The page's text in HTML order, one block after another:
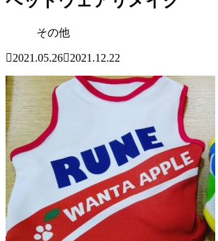
その他
2021.05.26 2021.12.22